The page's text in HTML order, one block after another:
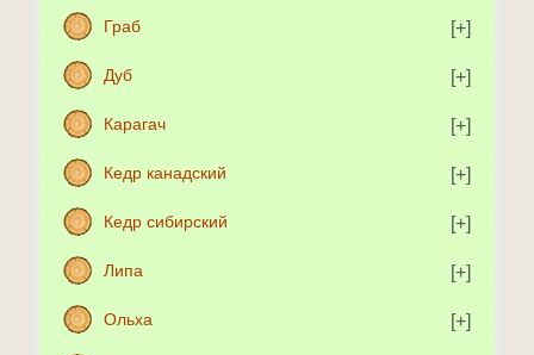
Граб
Дуб
Карагач
Кедр канадский
Кедр сибирский
Липа
Ольха